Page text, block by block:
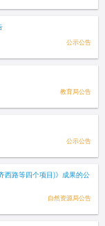
公示公告
教育局公告
公示公告
西路等四个项目)》成果的公
自然资源局公告